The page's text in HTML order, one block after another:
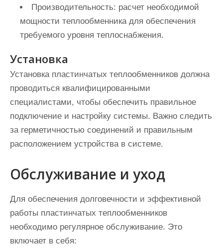
Производительность: расчет необходимой
мощности теплообменника для обеспечения
требуемого уровня теплоснабжения.
Установка
Установка пластинчатых теплообменников должна
проводиться квалифицированными
специалистами, чтобы обеспечить правильное
подключение и настройку системы. Важно следить
за герметичностью соединений и правильным
расположением устройства в системе.
Обслуживание и уход
Для обеспечения долговечности и эффективной
работы пластинчатых теплообменников
необходимо регулярное обслуживание. Это
включает в себя: